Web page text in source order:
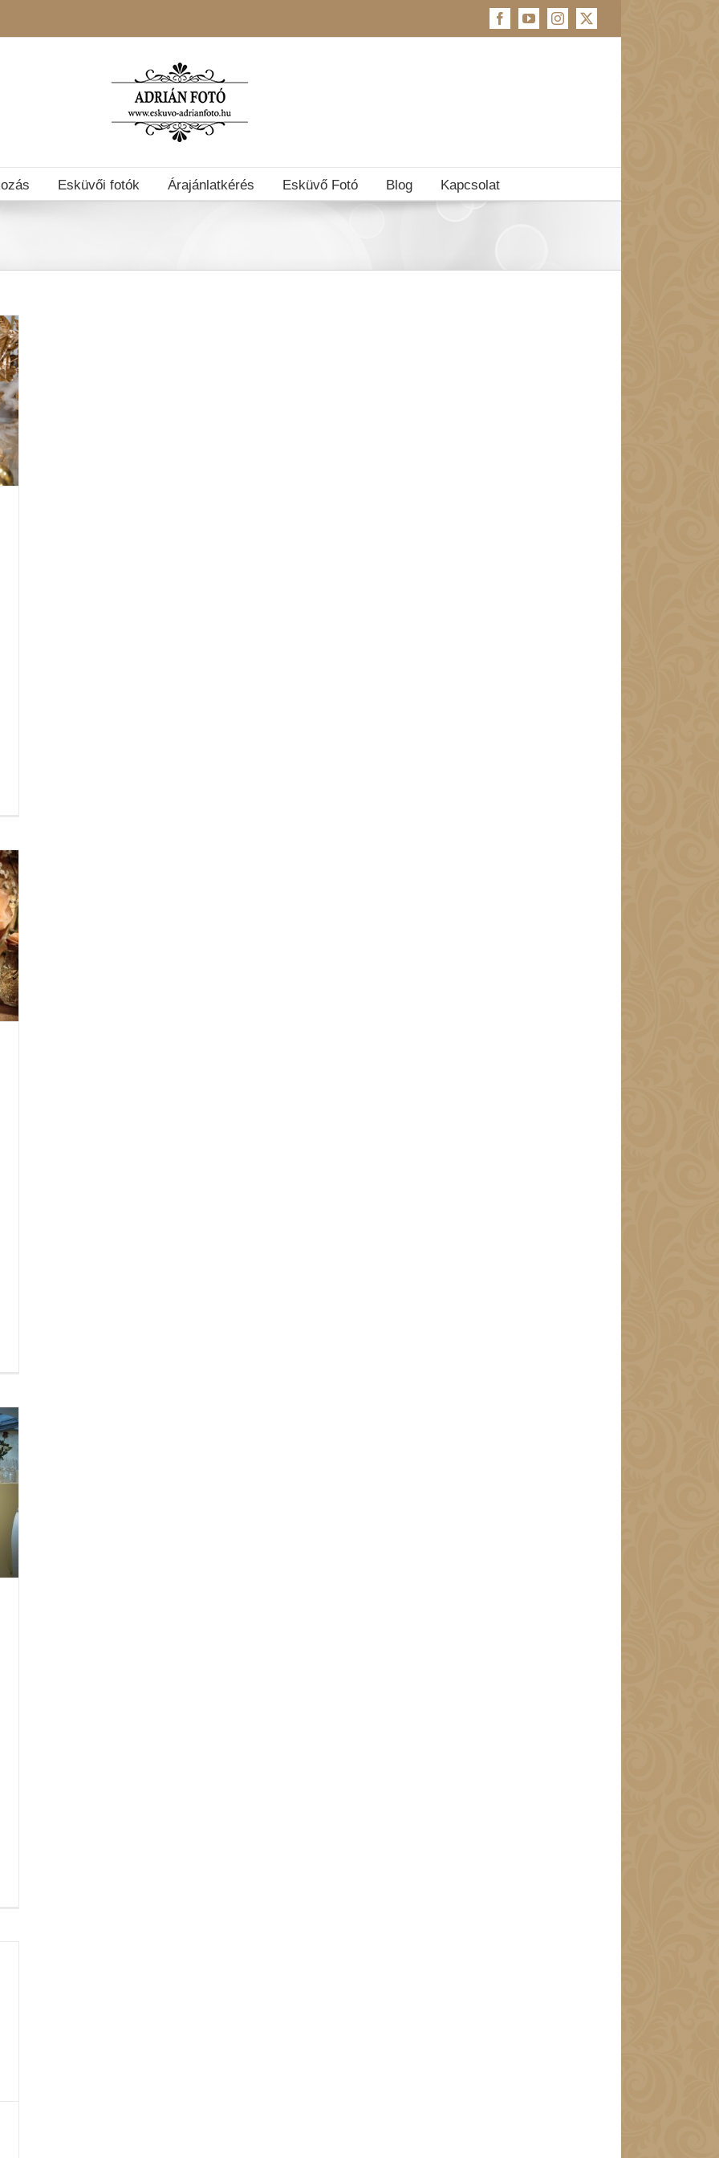
FacebookYouTubeInstagram
X
Esküvői fotók Árajánlatkérés Esküvő Fotó Blog Kapcsolat